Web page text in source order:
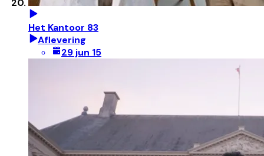
Het Kantoor 83
Aflevering
29 jun 15